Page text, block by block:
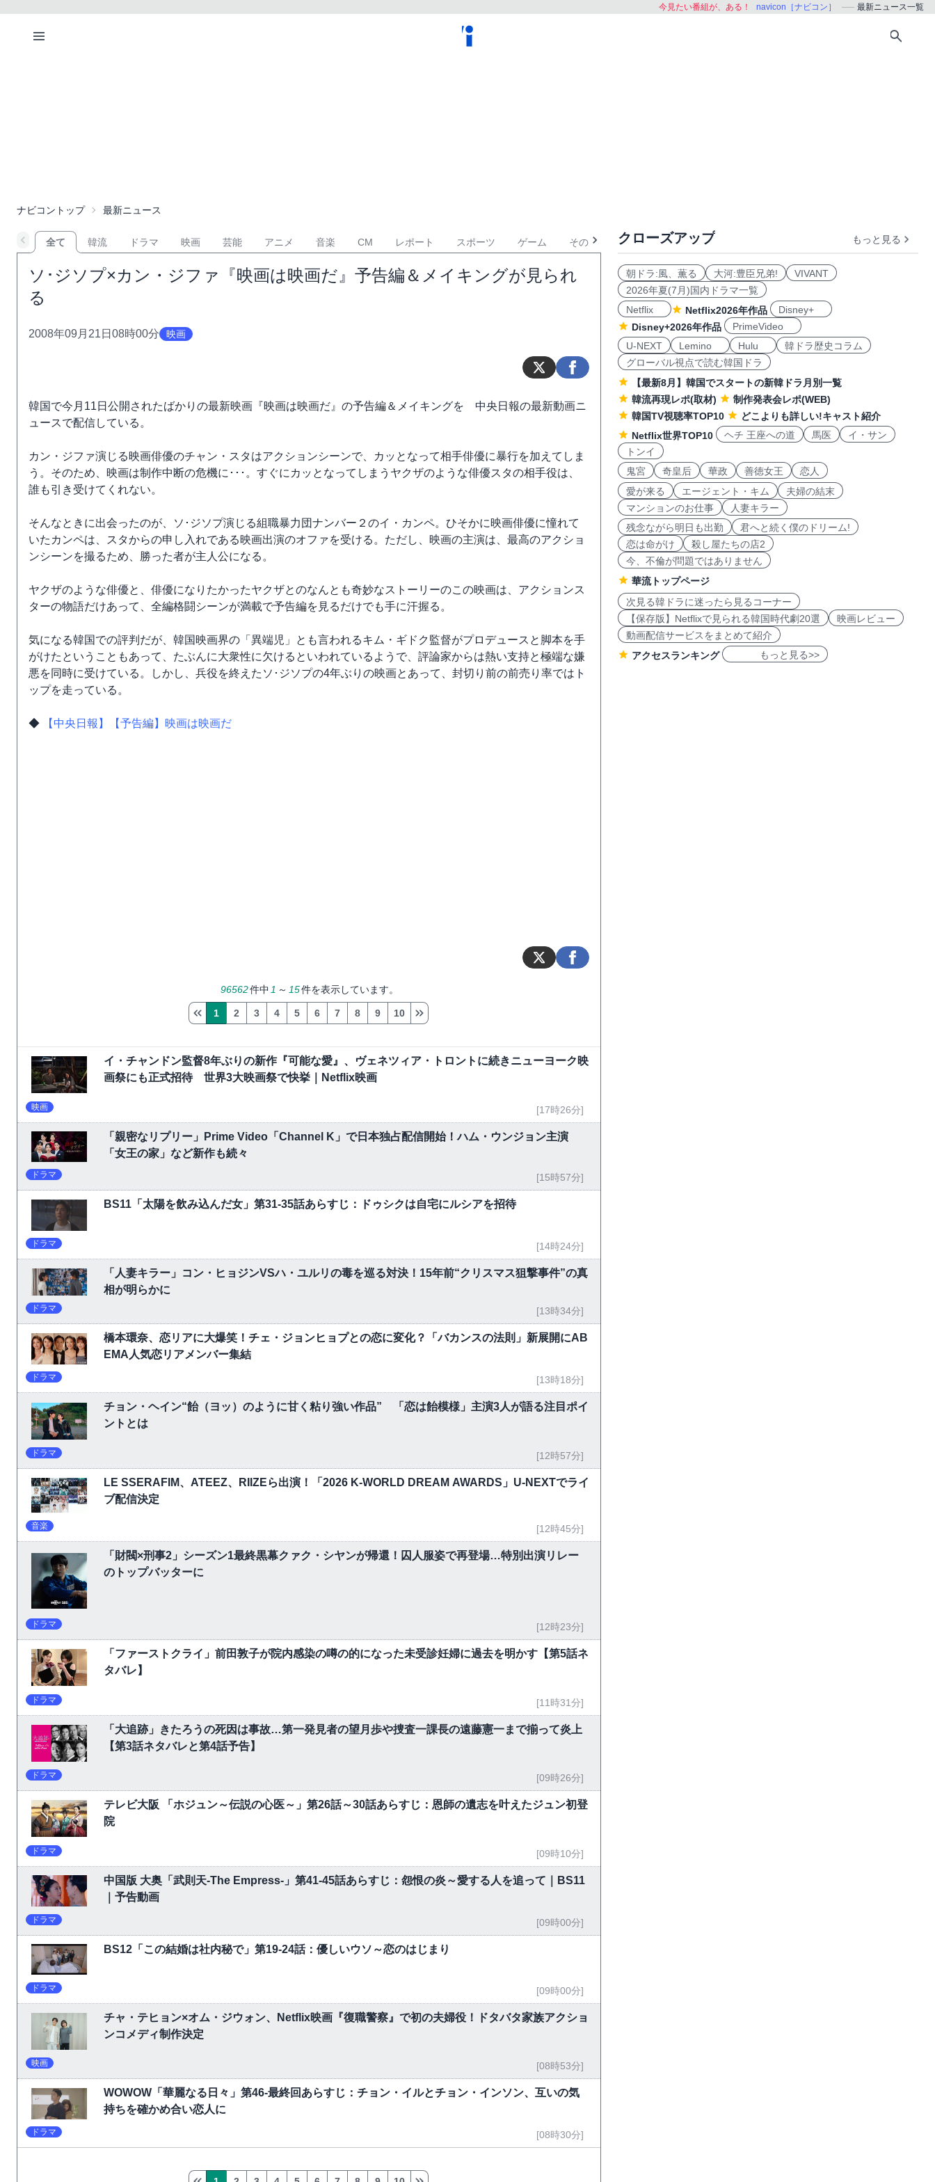
今見たい番組が、ある！ navicon［ナビコン］ 最新ニュース一覧
ナビコントップ 最新ニュース
全て 韓流 ドラマ 映画 芸能 アニメ 音楽 CM レポート スポーツ ゲーム その他
ソ･ジソプ×カン・ジファ『映画は映画だ』予告編＆メイキングが見られ
る
2008年09月21日08時00分 映画
韓国で今月11日公開されたばかりの最新映画『映画は映画だ』の予告編＆メイキングを 中央日報の最新動画ニ
ュースで配信している。
カン・ジファ演じる映画俳優のチャン・スタはアクションシーンで、カッとなって相手俳優に暴行を加えてしま
う。そのため、映画は制作中断の危機に･･･。すぐにカッとなってしまうヤクザのような俳優スタの相手役は、
誰も引き受けてくれない。
そんなときに出会ったのが、ソ･ジソプ演じる組職暴力団ナンバー２のイ・カンペ。ひそかに映画俳優に憧れて
いたカンペは、スタからの申し入れである映画出演のオファを受ける。ただし、映画の主演は、最高のアクショ
ンシーンを撮るため、勝った者が主人公になる。
ヤクザのような俳優と、俳優になりたかったヤクザとのなんとも奇妙なストーリーのこの映画は、アクションス
ターの物語だけあって、全編格闘シーンが満載で予告編を見るだけでも手に汗握る。
気になる韓国での評判だが、韓国映画界の「異端児」とも言われるキム・ギドク監督がプロデュースと脚本を手
がけたということもあって、たぶんに大衆性に欠けるといわれているようで、評論家からは熱い支持と極端な嫌
悪を同時に受けている。しかし、兵役を終えたソ･ジソプの4年ぶりの映画とあって、封切り前の前売り率ではト
ップを走っている。
◆ 【中央日報】【予告編】映画は映画だ
96562件中 1 ～ 15件を表示しています。
1 2 3 4 5 6 7 8 9 10
イ・チャンドン監督8年ぶりの新作『可能な愛』、ヴェネツィア・トロントに続きニューヨーク映
画祭にも正式招待 世界3大映画祭で快挙｜Netflix映画
映画 [17時26分]
「親密なリプリー」Prime Video「Channel K」で日本独占配信開始！ハム・ウンジョン主演
「女王の家」など新作も続々
ドラマ [15時57分]
BS11「太陽を飲み込んだ女」第31-35話あらすじ：ドゥシクは自宅にルシアを招待
ドラマ [14時24分]
「人妻キラー」コン・ヒョジンVSハ・ユルリの毒を巡る対決！15年前“クリスマス狙撃事件”の真
相が明らかに
ドラマ [13時34分]
橋本環奈、恋リアに大爆笑！チェ・ジョンヒョプとの恋に変化？「バカンスの法則」新展開にAB
EMA人気恋リアメンバー集結
ドラマ [13時18分]
チョン・ヘイン“飴（ヨッ）のように甘く粘り強い作品” 「恋は飴模様」主演3人が語る注目ポイ
ントとは
ドラマ [12時57分]
LE SSERAFIM、ATEEZ、RIIZEら出演！「2026 K-WORLD DREAM AWARDS」U-NEXTでライ
ブ配信決定
音楽 [12時45分]
「財閥×刑事2」シーズン1最終黒幕クァク・シヤンが帰還！囚人服姿で再登場…特別出演リレー
のトップバッターに
ドラマ [12時23分]
「ファーストクライ」前田敦子が院内感染の噂の的になった未受診妊婦に過去を明かす【第5話ネ
タバレ】
ドラマ [11時31分]
「大追跡」きたろうの死因は事故…第一発見者の望月歩や捜査一課長の遠藤憲一まで揃って炎上
【第3話ネタバレと第4話予告】
ドラマ [09時26分]
テレビ大阪 「ホジュン～伝説の心医～」第26話～30話あらすじ：恩師の遺志を叶えたジュン初登
院
ドラマ [09時10分]
中国版 大奥「武則天-The Empress-」第41-45話あらすじ：怨恨の炎～愛する人を追って｜BS11
｜予告動画
ドラマ [09時00分]
BS12「この結婚は社内秘で」第19-24話：優しいウソ～恋のはじまり
ドラマ [09時00分]
チャ・テヒョン×オム・ジウォン、Netflix映画『復職警察』で初の夫婦役！ドタバタ家族アクショ
ンコメディ制作決定
映画 [08時53分]
WOWOW「華麗なる日々」第46-最終回あらすじ：チョン・イルとチョン・インソン、互いの気
持ちを確かめ合い恋人に
ドラマ [08時30分]
クローズアップ もっと見る
朝ドラ:風、薫る 大河:豊臣兄弟!
VIVANT
2026年夏(7月)国内ドラマ一覧
Netflix
Netflix2026年作品
Disney+
Disney+2026年作品
PrimeVideo
U-NEXT
Lemino Hulu
韓ドラ歴史コラム
グローバル視点で読む韓国ドラ
【最新8月】韓国でスタートの新韓ドラ月別一覧
韓流再現レポ(取材)
制作発表会レポ(WEB)
韓国TV視聴率TOP10
どこよりも詳しい!キャスト紹介
Netflix世界TOP10
ヘチ 王座への道 馬医
イ・サン
トンイ
鬼宮
奇皇后 華政 善徳女王
恋人
愛が来る
エージェント・キム
夫婦の結末
マンションのお仕事
人妻キラー
残念ながら明日も出勤
君へと続く僕のドリーム!
恋は命がけ
殺し屋たちの店2
今、不倫が問題ではありません
華流トップページ
次見る韓ドラに迷ったら見るコーナー
【保存版】Netflixで見られる韓国時代劇20選
映画レビュー
動画配信サービスをまとめて紹介
アクセスランキング
もっと見る>>